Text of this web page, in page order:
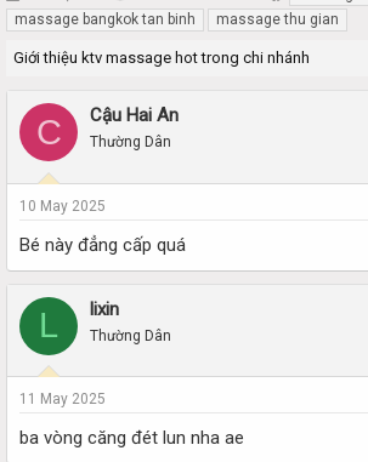
h
r
e
s
t
r
t
r
t
a
r
a
t
massage bangkok tan binh
massage thu gian
Giới thiệu ktv massage hot trong chi nhánh
C Cậu Hai An
Thường Dân
10 May 2025
Bé này đẳng cấp quá
L lixin
Thường Dân
11 May 2025
ba vòng căng đét lun nha ae